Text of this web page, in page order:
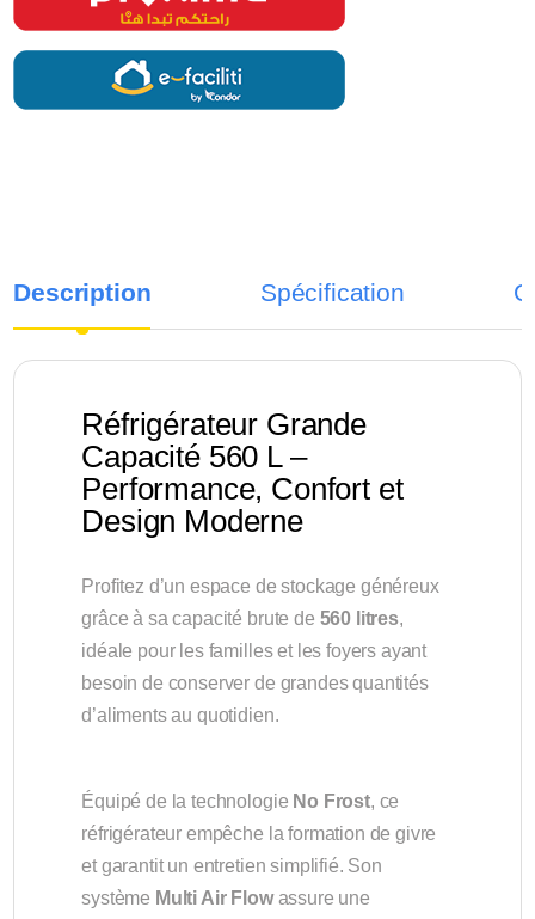
Description Spécification
Réfrigérateur Grande
Capacité 560 L –
Performance, Confort et
Design Moderne
Profitez d’un espace de stockage généreux
grâce à sa capacité brute de 560 litres,
idéale pour les familles et les foyers ayant
besoin de conserver de grandes quantités
d’aliments au quotidien.
Équipé de la technologie No Frost, ce
réfrigérateur empêche la formation de givre
et garantit un entretien simplifié. Son
système Multi Air Flowassure une